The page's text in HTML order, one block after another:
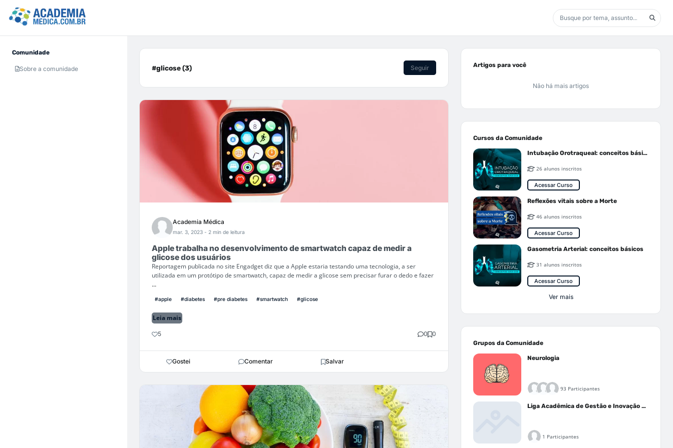
Comunidade
Sobre a comunidade #glicose (3) Seguir
Academia Médica
mar. 3, 2023 - 2 min de leitura
Apple trabalha no desenvolvimento de smartwatch capaz de medir a
glicose dos usuários
Reportagem publicada no site Engadget diz que a Apple estaria testando uma tecnologia, a ser
utilizada em um protótipo de smartwatch, capaz de medir a glicose sem precisar furar o dedo e fazer
...
#apple #diabetes #pre diabetes #smartwatch #glicose
Leia mais
5 0 0
Gostei Comentar Salvar
Artigos para você
Não há mais artigos
Cursos da Comunidade
Intubação Orotraqueal: conceitos básicos
26 alunos inscritos
Acessar Curso
Reflexões vitais sobre a Morte
46 alunos inscritos
Acessar Curso
Gasometria Arterial: conceitos básicos
31 alunos inscritos
Acessar Curso
Ver mais
Grupos da Comunidade
Neurologia
93 Participantes
Liga Acadêmica de Gestão e Inovação Médica - LAGIM
1 Participantes